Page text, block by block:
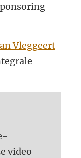
Vleggeert
video